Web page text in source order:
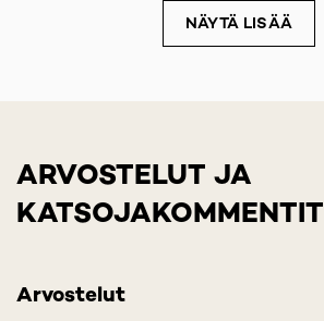
NÄYTÄ LISÄÄ
ARVOSTELUT JA
KATSOJAKOMMENTIT
Arvostelut